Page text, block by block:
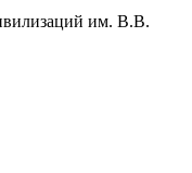
им. В.В.